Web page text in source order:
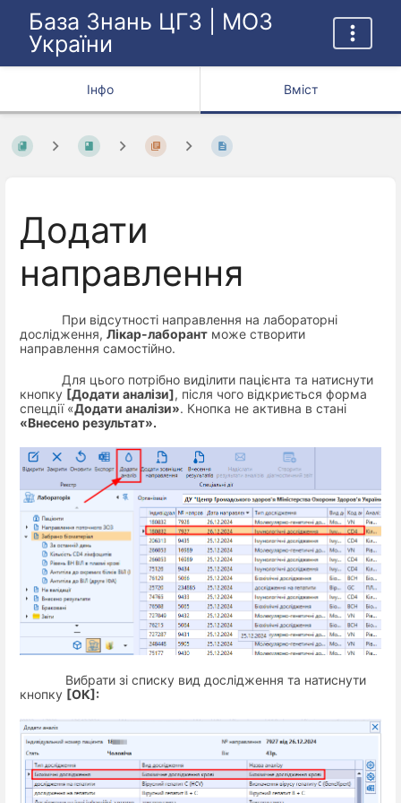
База Знань ЦГЗ | МОЗ
України
Інфо Вміст
Додати
направлення
При відсутності направлення на лабораторні
дослідження, Лікар-лаборант може створити
направлення самостійно.
Для цього потрібно виділити пацієнта та натиснути
кнопку [Додати аналізи], після чого відкриється форма
спецдії «Додати аналізи». Кнопка не активна в стані
«Внесено результат».
Вибрати зі списку вид дослідження та натиснути
кнопку [ОК]: